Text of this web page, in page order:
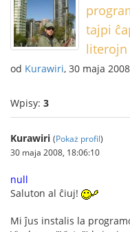
tajpi
literojn
od Kurawiri, 30 maja 2008
Wpisy: 3
Kurawiri (Pokaż profil)
30 maja 2008, 18:06:10
null
Saluton al ĉiuj!
Mi ĵus instalis la